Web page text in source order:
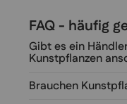
FAQ - häufig
Gibt es ein
Kunstpflanzen
Brauchen